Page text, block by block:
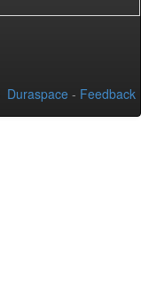
Duraspace - Feedback